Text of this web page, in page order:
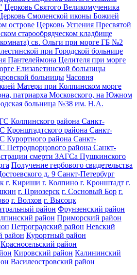
Церковь Святого Великомученика
Смоленской иконы Божией
острове Церковь Успения Пресвятой
старообрядческом кладбище
св. Ольги при морге ГБ №2
при Городской больнице
Пантелеймона Целителя при морге
Елизаветинской больницы
больницы Часовня
Матери при Колпинском морге
патриарха Московского, на Южном
больница №38 им. Н.А.
Колпинского района Санкт-
Кронштадтского района Санкт-
Курортного района Санкт-
Петродворцового района Санкт-
смерти ЗАГСа Пушкинского
Получение гербового свидетельства
д. 9 Санкт-Петербург
г. Кириши г. Колпино г. Кронштадт г.
г. Приозерск г. Сосновый Бор г.
г. Волхов г. Высоцк
район Фрунзенский район
район Приморский район
Петроградский район Невский
район Курортный район
Красносельский район
Кировский район Калининский
Василеостровский район